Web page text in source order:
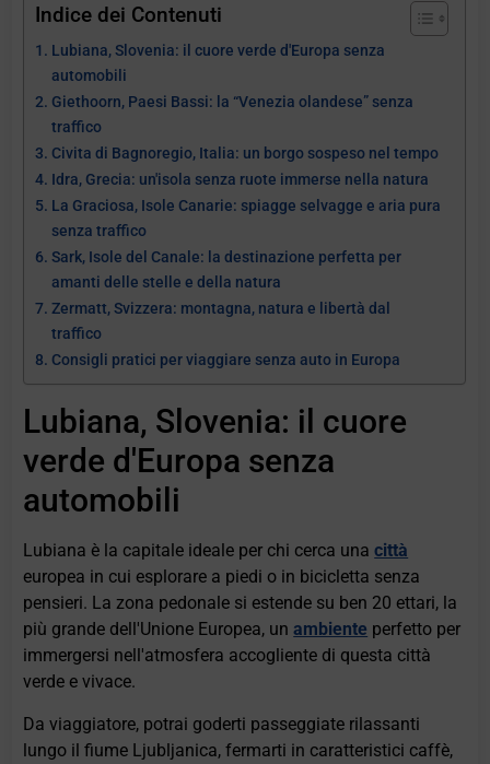
Indice dei Contenuti
Lubiana, Slovenia: il cuore verde d'Europa senza
automobili
Giethoorn, Paesi Bassi: la “Venezia olandese” senza
traffico
Civita di Bagnoregio, Italia: un borgo sospeso nel tempo
Idra, Grecia: un'isola senza ruote immerse nella natura
La Graciosa, Isole Canarie: spiagge selvagge e aria pura
senza traffico
Sark, Isole del Canale: la destinazione perfetta per
amanti delle stelle e della natura
Zermatt, Svizzera: montagna, natura e libertà dal
traffico
Consigli pratici per viaggiare senza auto in Europa
Lubiana, Slovenia: il cuore
verde d'Europa senza
automobili
Lubiana è la capitale ideale per chi cerca unacittà
europea in cui esplorare a piedi o in bicicletta senza
pensieri. La zona pedonale si estende su ben 20 ettari, la
più grande dell'Unione Europea, unambiente perfetto per
immergersi nell'atmosfera accogliente di questa città
verde e vivace.
Da viaggiatore, potrai goderti passeggiate rilassanti
lungo il fiume Ljubljanica, fermarti in caratteristici caffè,